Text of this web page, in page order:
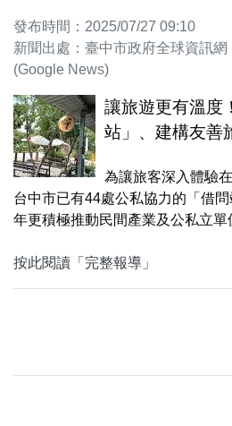
發布時間：2025/07/27 09:10
新聞出處：臺中市政府全球資訊網
(Google News)
讓旅遊更有溫度
站」、建構友善
為讓旅客深入體驗
台中市已有44處公私協力的「借
年更積極推動民間產業及公私立單
按此閱讀「完整報導」